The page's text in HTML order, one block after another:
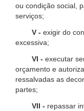
ou condição social,
serviços;
V - exigir do
excessiva;
VI - executar
orçamento e
ressalvadas as
partes;
VII - repassar